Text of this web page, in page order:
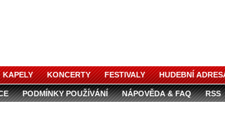
KAPELY KONCERTY FESTIVALY HUDEBNÍ
PODMÍNKY POUŽÍVÁNÍ NÁPOVĚDA & FAQ RSS